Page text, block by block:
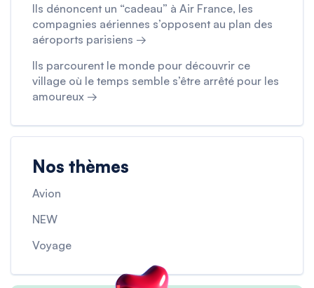
Ils dénoncent un “cadeau” à Air France, les
compagnies aériennes s’opposent au plan des
aéroports parisiens →
Ils parcourent le monde pour découvrir ce
village où le temps semble s’être arrêté pour les
amoureux →
Nos thèmes
Avion
NEW
Voyage